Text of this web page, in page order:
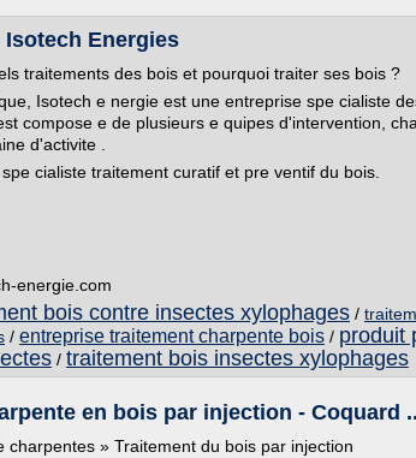
Energies
traitements des bois et pourquoi traiter ses bois ?
Isotech e nergie est une entreprise spe cialiste
compose e de plusieurs e quipes d'intervention,
d'activite .
cialiste traitement curatif et pre ventif du bois.
energie.com
bois contre insectes xylophages /
/ entreprise traitement charpente bois / produit
/ traitement bois insectes xylophages
en bois par injection - Coquard
charpentes » Traitement du bois par injection